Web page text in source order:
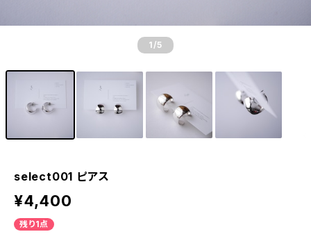
1 /5
select001 ピアス
¥4,400
残り1点